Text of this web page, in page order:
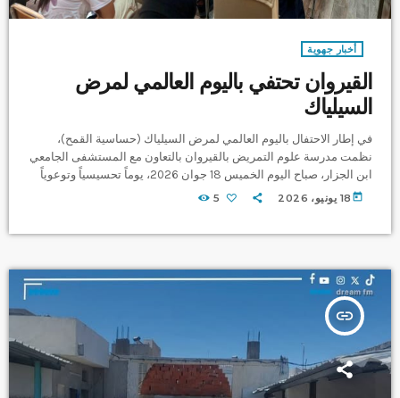
أخبار جهوية
القيروان تحتفي باليوم العالمي لمرض
السيلياك
في إطار الاحتفال باليوم العالمي لمرض السيلياك (حساسية القمح)،
نظمت مدرسة علوم التمريض بالقيروان بالتعاون مع المستشفى الجامعي
ابن الجزار، صباح اليوم الخميس 18 جوان 2026، يوماً تحسيسياً وتوعوياً
لفائدة الأطفال المصابين بهذا المرض وعائلاتهم. وتضمن البرنامج فقرات
today 18 يونيو، 2026 5
insert_link